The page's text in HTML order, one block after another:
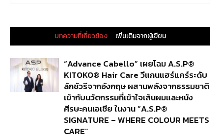
บทความที่เกี่ยวข้อง เพิ่มเติมจากผู้เขียน
“Advance Cabello” เผยโฉม A.S.P®
KITOKO® Hair Care วีแกนแฮร์แคร์ระดับ
ลักชัวรีจากอังกฤษ ผสานพลังจากธรรมชาติ
เข้ากับนวัตกรรมที่เข้าใจเส้นผมและหนัง
ศีรษะคนเอเชีย ในงาน “A.S.P®
SIGNATURE – WHERE COLOUR MEETS
CARE”